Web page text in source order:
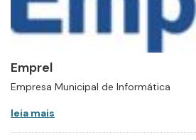
Emprel
Empresa Municipal de Informática
leia mais